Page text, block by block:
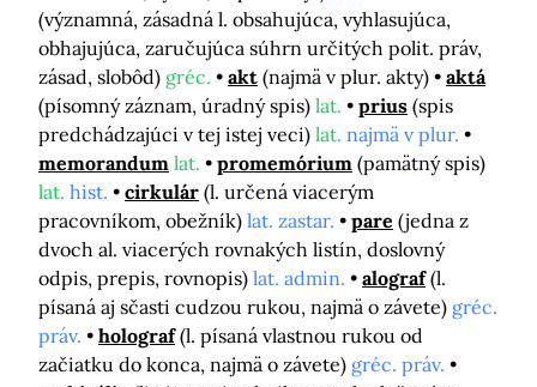
(významná, zásadná l. obsahujúca, vyhlasujúca,
obhajujúca, zaručujúca súhrn určitých polit. práv,
zásad, slobôd) gréc. akt (najmä v plur. akty)
aktá
(písomný záznam, úradný spis) lat. prius (spis
predchádzajúci v tej istej veci) lat. najmä v plur.
memorandum lat. promemórium (pamätný spis)
lat. hist. cirkulár (l. určená viacerým
pracovníkom, obežník) lat. zastar. pare (jedna z
dvoch al. viacerých rovnakých listín, doslovný
odpis, prepis, rovnopis) lat. admin. alograf (l.
písaná aj sčasti cudzou rukou, najmä o závete) gréc.
práv.
holograf (l. písaná vlastnou rukou od
začiatku do konca, najmä o závete) gréc. práv.